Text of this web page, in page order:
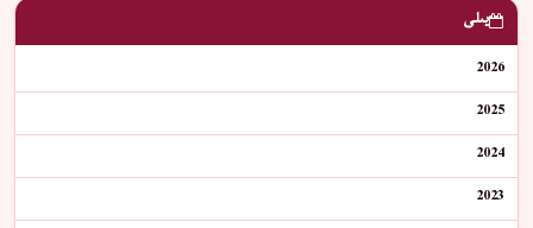
يىلى
2026
2025
2024
2023